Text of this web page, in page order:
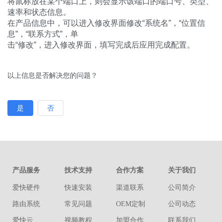
速率和状态信息。
在产品信息中，可以进入修改界面修改“系统名”，“位置信
息”，“联系方式”，单
击“修改”，进入修改界面，填写完成后应用完成配置。
以上信息是否解决您的问题？
是 否
产品服务
爱快硬件
路由系统
爱快云
技术支持
快速安装
常见问题
视频教程
合作方案
渠道联系
OEM定制
加盟合作
关于我们
公司简介
公司动态
联系我们